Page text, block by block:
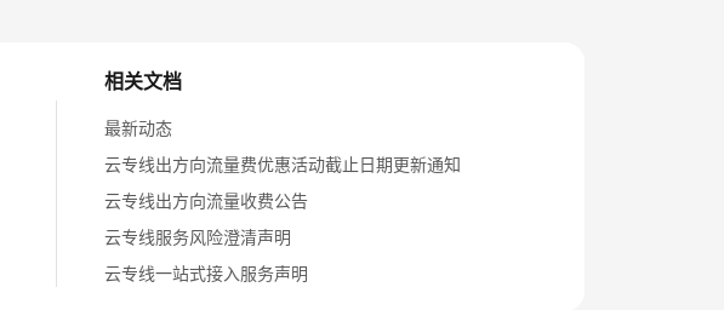
相关文档
最新动态
云专线出方向流量费优惠活动截止日期更新通知
云专线出方向流量收费公告
云专线服务风险澄清声明
云专线一站式接入服务声明